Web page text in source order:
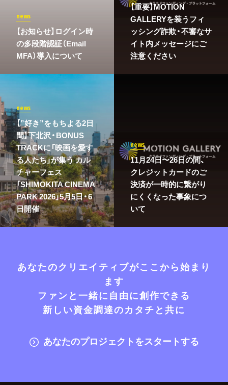
news
​【お知らせ】ログイン時
の多段階認証（Email
MFA）導入について
【重要】MOTION
GALLERYを装うフィ
ッシング詐欺・不審なサ
イト内メッセージにご
注意ください
news
【”好き”をもちよる2日
間】下北沢・BONUS
TRACKに「映画を愛す
る人たち」が集う カル
チャーフェス
「SHIMOKITA CINEMA
PARK 2026」5月5日・6
日開催
news
11月24日〜26日の間、
クレジットカードのご
決済が一時的に繋がり
にくくなった事象につ
いて
あなたのクリエイティブがここから始まり
ます
ファンと一緒に自由に創作できる
新しい資金調達のカタチと共に
あなたのプロジェクトをスタートする